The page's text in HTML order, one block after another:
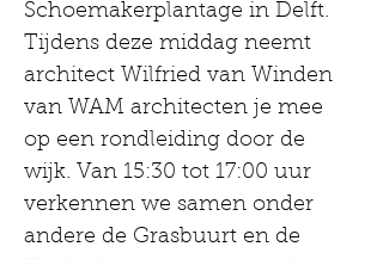
Schoemakerplantage in Delft.
Tijdens deze middag neemt
architect Wilfried van Winden
van WAM architecten je mee
op een rondleiding door de
wijk. Van 15:30 tot 17:00 uur
verkennen we samen onder
andere de Grasbuurt en de